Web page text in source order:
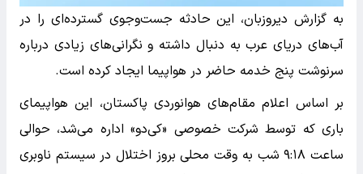
به گزارش دیروزبان، این حادثه جست‌وجوی گسترده‌ای را در
آب‌های دریای عرب به دنبال داشته و نگرانی‌های زیادی درباره
سرنوشت پنج خدمه حاضر در هواپیما ایجاد کرده است.
بر اساس اعلام مقام‌های هوانوردی پاکستان، این هواپیمای
باری که توسط شرکت خصوصی «کی‌دو» اداره می‌شد، حوالی
ساعت ۹:۱۸ شب به وقت محلی بروز اختلال در سیستم ناوبری